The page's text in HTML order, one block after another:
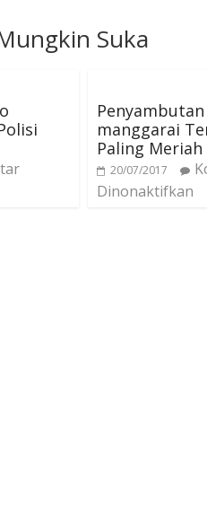
Suka
manggarai
Paling
20/07/2017
Dinonaktifkan